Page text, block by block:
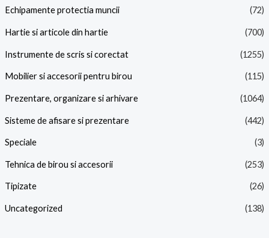
Echipamente protectia muncii (72)
Hartie si articole din hartie (700)
Instrumente de scris si corectat (1255)
Mobilier si accesorii pentru birou (115)
Prezentare, organizare si arhivare (1064)
Sisteme de afisare si prezentare (442)
Speciale (3)
Tehnica de birou si accesorii (253)
Tipizate (26)
Uncategorized (138)